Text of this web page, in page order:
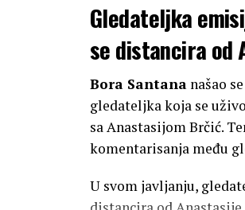
Gledateljka
se distancira od
Bora Santana našao
gledateljka koja se
sa Anastasijom Brčić.
komentarisanja među
U svom javljanju,